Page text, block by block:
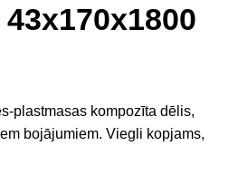
plastmasas kompozīta dēlis,
bojājumiem. Viegli kopjams,